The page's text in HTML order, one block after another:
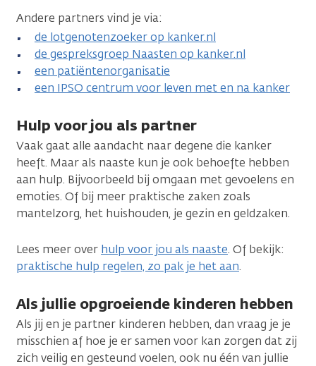
Andere partners vind je via:
de lotgenotenzoeker op kanker.nl
de gespreksgroep Naasten op kanker.nl
een patiëntenorganisatie
een IPSO centrum voor leven met en na kanker
Hulp voor jou als partner
Vaak gaat alle aandacht naar degene die kanker
heeft. Maar als naaste kun je ook behoefte hebben
aan hulp. Bijvoorbeeld bij omgaan met gevoelens en
emoties. Of bij meer praktische zaken zoals
mantelzorg, het huishouden, je gezin en geldzaken.
Lees meer over hulp voor jou als naaste. Of bekijk:
praktische hulp regelen, zo pak je het aan.
Als jullie opgroeiende kinderen hebben
Als jij en je partner kinderen hebben, dan vraag je je
misschien af hoe je er samen voor kan zorgen dat zij
zich veilig en gesteund voelen, ook nu één van jullie